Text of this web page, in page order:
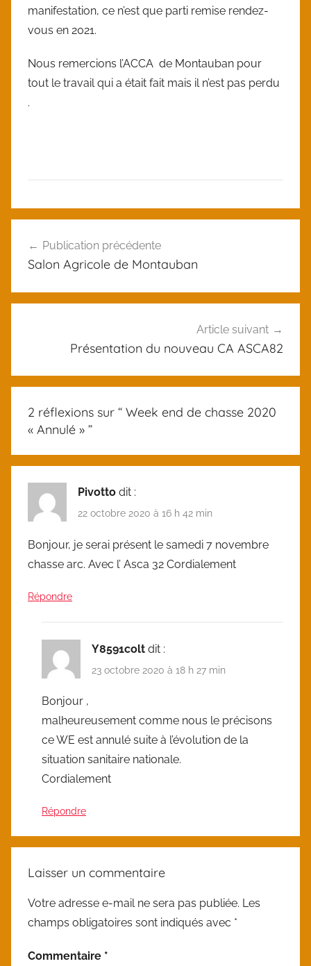
manifestation, ce n’est que parti remise rendez-
vous en 2021.
Nous remercions l’ACCA de Montauban pour
tout le travail qui a était fait mais il n’est pas perdu
.
U
a
t
e
d
de
Publication précédente
Salon Agricole de Montauban
Article suivant
Présentation du nouveau CA ASCA82
2 réflexions sur “ Week end de chasse 2020
« Annulé » ”
Pivotto dit :
22 octobre 2020 à 16 h 42 min
Bonjour, je serai présent le samedi 7 novembre
chasse arc. Avec l’ Asca 32 Cordialement
Répondre
Y8591colt dit :
23 octobre 2020 à 18 h 27 min
Bonjour ,
malheureusement comme nous le précisons
ce WE est annulé suite à l’évolution de la
situation sanitaire nationale.
Cordialement
Répondre
Laisser un commentaire
Votre adresse e-mail ne sera pas publiée. Les
champs obligatoires sont indiqués avec *
Commentaire *